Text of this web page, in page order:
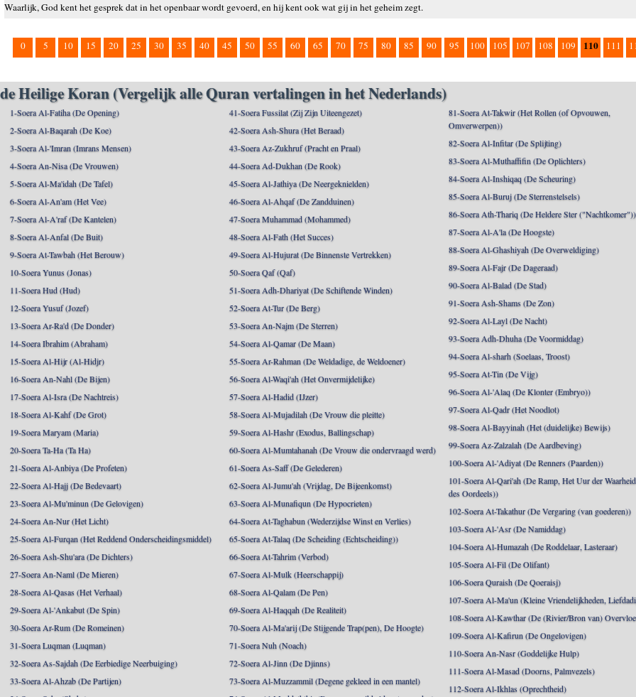
Waarlijk, God kent het gesprek dat in het openbaar wordt gevoerd, en hij kent ook wat gij in het geheim zegt.
0 5 10 15 20 25 30 35 40 45 50 55 60 65 70 75 80 85 90 95 100 105 107 108 109 110 111
de Heilige Koran (Vergelijk alle Quran vertalingen in het Nederlands)
1-Soera Al-Fatiha (De Opening)
2-Soera Al-Baqarah (De Koe)
3-Soera Al-'Imran (Imrans Mensen)
4-Soera An-Nisa (De Vrouwen)
5-Soera Al-Ma'idah (De Tafel)
6-Soera Al-An'am (Het Vee)
7-Soera Al-A'raf (De Kantelen)
8-Soera Al-Anfal (De Buit)
9-Soera At-Tawbah (Het Berouw)
10-Soera Yunus (Jonas)
11-Soera Hud (Hud)
12-Soera Yusuf (Jozef)
13-Soera Ar-Ra'd (De Donder)
14-Soera Ibrahim (Abraham)
15-Soera Al-Hijr (Al-Hidjr)
16-Soera An-Nahl (De Bijen)
17-Soera Al-Isra (De Nachtreis)
18-Soera Al-Kahf (De Grot)
19-Soera Maryam (Maria)
20-Soera Ta-Ha (Ta Ha)
21-Soera Al-Anbiya (De Profeten)
22-Soera Al-Hajj (De Bedevaart)
23-Soera Al-Mu'minun (De Gelovigen)
24-Soera An-Nur (Het Licht)
25-Soera Al-Furqan (Het Reddend Onderscheidingsmiddel)
26-Soera Ash-Shu'ara (De Dichters)
27-Soera An-Naml (De Mieren)
28-Soera Al-Qasas (Het Verhaal)
29-Soera Al-'Ankabut (De Spin)
30-Soera Ar-Rum (De Romeinen)
31-Soera Luqman (Luqman)
32-Soera As-Sajdah (De Eerbiedige Neerbuiging)
33-Soera Al-Ahzab (De Partijen)
41-Soera Fussilat (Zij Zijn Uiteengezet)
42-Soera Ash-Shura (Het Beraad)
43-Soera Az-Zukhruf (Pracht en Praal)
44-Soera Ad-Dukhan (De Rook)
45-Soera Al-Jathiya (De Neergeknielden)
46-Soera Al-Ahqaf (De Zandduinen)
47-Soera Muhammad (Mohammed)
48-Soera Al-Fath (Het Succes)
49-Soera Al-Hujurat (De Binnenste Vertrekken)
50-Soera Qaf (Qaf)
51-Soera Adh-Dhariyat (De Schiftende Winden)
52-Soera At-Tur (De Berg)
53-Soera An-Najm (De Sterren)
54-Soera Al-Qamar (De Maan)
55-Soera Ar-Rahman (De Weldadige, de Weldoener)
56-Soera Al-Waqi'ah (Het Onvermijdelijke)
57-Soera Al-Hadid (IJzer)
58-Soera Al-Mujadilah (De Vrouw die pleitte)
59-Soera Al-Hashr (Exodus, Ballingschap)
60-Soera Al-Mumtahanah (De Vrouw die ondervraagd werd)
61-Soera As-Saff (De Gelederen)
62-Soera Al-Jumu'ah (Vrijdag, De Bijeenkomst)
63-Soera Al-Munafiqun (De Hypocrieten)
64-Soera At-Taghabun (Wederzijdse Winst en Verlies)
65-Soera At-Talaq (De Scheiding (Echtscheiding))
66-Soera At-Tahrim (Verbod)
67-Soera Al-Mulk (Heerschappij)
68-Soera Al-Qalam (De Pen)
69-Soera Al-Haqqah (De Realiteit)
70-Soera Al-Ma'arij (De Stijgende Trap(pen), De Hoogte)
71-Soera Nuh (Noach)
72-Soera Al-Jinn (De Djinns)
73-Soera Al-Muzzammil (Degene gekleed in een mantel)
81-Soera At-Takwir (Het Rollen (of Opvouwen,
Omverwerpen))
82-Soera Al-Infitar (De Splijting)
83-Soera Al-Muthaffifin (De Oplichters)
84-Soera Al-Inshiqaq (De Scheuring)
85-Soera Al-Buruj (De Sterrenstelsels)
86-Soera Ath-Thariq (De Heldere Ster ("Nachtkomer"))
87-Soera Al-A'la (De Hoogste)
88-Soera Al-Ghashiyah (De Overweldiging)
89-Soera Al-Fajr (De Dageraad)
90-Soera Al-Balad (De Stad)
91-Soera Ash-Shams (De Zon)
92-Soera Al-Layl (De Nacht)
93-Soera Adh-Dhuha (De Voormiddag)
94-Soera Al-sharh (Soelaas, Troost)
95-Soera At-Tin (De Vijg)
96-Soera Al-'Alaq (De Klonter (Embryo))
97-Soera Al-Qadr (Het Noodlot)
98-Soera Al-Bayyinah (Het (duidelijke) Bewijs)
99-Soera Az-Zalzalah (De Aardbeving)
100-Soera Al-'Adiyat (De Renners (Paarden))
101-Soera Al-Qari'ah (De Ramp, Het Uur der
des Oordeels))
102-Soera At-Takathur (De Vergaring (van goederen))
103-Soera Al-'Asr (De Namiddag)
104-Soera Al-Humazah (De Roddelaar, Lasteraar)
105-Soera Al-Fil (De Olifant)
106-Soera Quraish (De Qoeraisj)
107-Soera Al-Ma'un (Kleine Vriendelijkheden,
108-Soera Al-Kawthar (De (Rivier/Bron van)
109-Soera Al-Kafirun (De Ongelovigen)
110-Soera An-Nasr (Goddelijke Hulp)
111-Soera Al-Masad (Doorns, Palmvezels)
112-Soera Al-Ikhlas (Oprechtheid)